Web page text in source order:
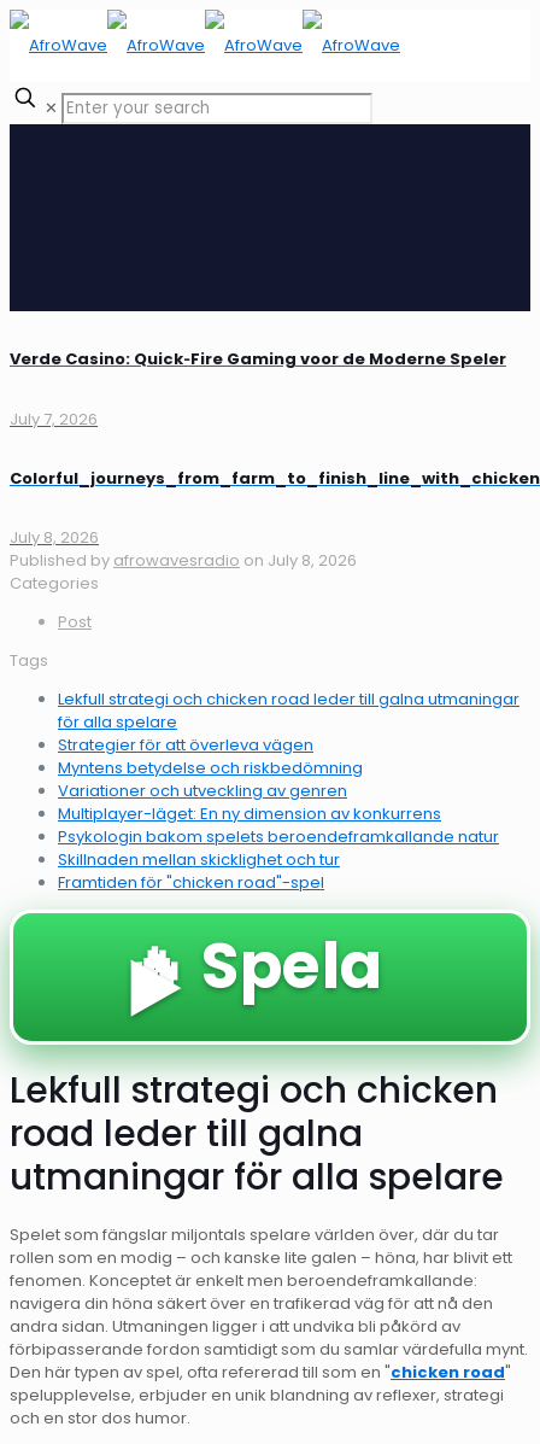
✕
Verde Casino: Quick‑Fire Gaming voor de Moderne Speler
July 7, 2026
July 8, 2026
Published by afrowavesradio on July 8, 2026
Categories
Post
Tags
Lekfull strategi och chicken road leder till galna utmaningar
för alla spelare
Strategier för att överleva vägen
Myntens betydelse och riskbedömning
Variationer och utveckling av genren
Multiplayer-läget: En ny dimension av konkurrens
Psykologin bakom spelets beroendeframkallande natur
Skillnaden mellan skicklighet och tur
Framtiden för "chicken road"-spel
🔥 Spela
▶️
Lekfull strategi och chicken
road leder till galna
utmaningar för alla spelare
Spelet som fängslar miljontals spelare världen över, där du tar
rollen som en modig – och kanske lite galen – höna, har blivit ett
fenomen. Konceptet är enkelt men beroendeframkallande:
navigera din höna säkert över en trafikerad väg för att nå den
andra sidan. Utmaningen ligger i att undvika bli påkörd av
förbipasserande fordon samtidigt som du samlar värdefulla mynt.
Den här typen av spel, ofta refererad till som en "chicken road"
spelupplevelse, erbjuder en unik blandning av reflexer, strategi
och en stor dos humor.